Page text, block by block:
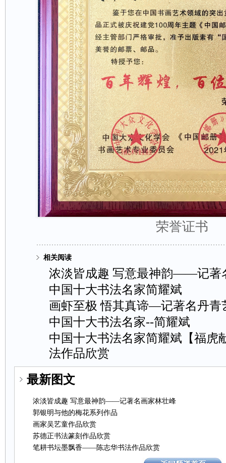
荣誉证书
相关阅读
浓淡皆成趣写意最神韵——记著
中国十大书法名家简耀斌
画虾至极悟其真谛—记著名丹青
中国十大书法名家--简耀斌
中国十大书法名家简耀斌【福虎
法作品欣赏
最新图文
浓淡皆成趣写意最神韵——记著名画家林壮峰
郭银明与他的梅花系列作品
画家吴艺童作品欣赏
苏德正书法篆刻作品欣赏
笔耕书坛墨飘香——陈志华书法作品欣赏